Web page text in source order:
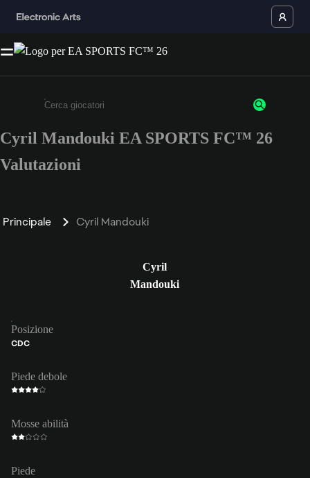
Inserisci un minimo di 3 caratteri o numeri.
Cyril Mandouki EA SPORTS FC™ 26
Valutazioni
Principale Cyril Mandouki
Cyril
Mandouki
Posizione
CDC
Piede debole
Mosse abilità
Piede